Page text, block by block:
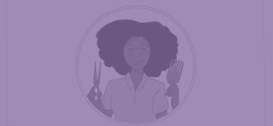
BLANCA . ⏱️ Contacto rápido. Reserva simple y rápida.
Reserva tu cita online 24h/24. Contacte directamente a
las peluqueras afro más cercanas para un peinado afro /
africano asequible. ( 30% más barato
que en un salón de